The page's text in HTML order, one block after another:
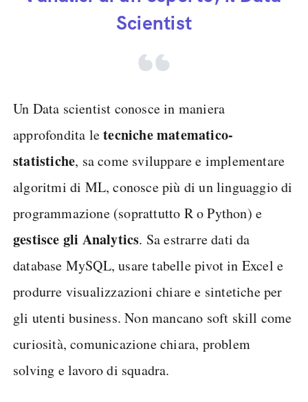
Scientist
Un Data scientist conosce in maniera
approfondita letecniche matematico-
statistiche, sa come sviluppare e implementare
algoritmi di ML, conosce più di un linguaggio di
programmazione (soprattutto R o Python) e
gestisce gli Analytics. Sa estrarre dati da
database MySQL, usare tabelle pivot in Excel e
produrre visualizzazioni chiare e sintetiche per
gli utenti business. Non mancano soft skill come
curiosità, comunicazione chiara, problem
solving e lavoro di squadra.